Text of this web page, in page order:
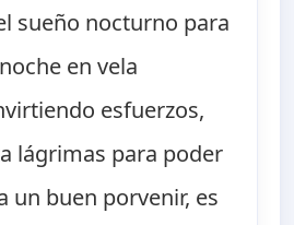
sueño nocturno para
en vela
esfuerzos,
lágrimas para poder
un buen porvenir, es